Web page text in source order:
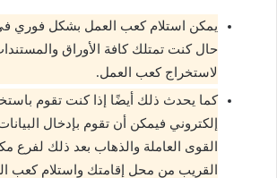
يمكن استلام كعب العمل بشكل فوري
حال كنت تمتلك كافة الأوراق
لاستخراج كعب العمل.
كما يحدث ذلك أيضًا إذا كنت تقوم
إلكتروني فيمكن أن تقوم بإدخال
القوى العاملة والذهاب بعد ذلك لفرع
القريب من محل إقامتك واستلام كعب